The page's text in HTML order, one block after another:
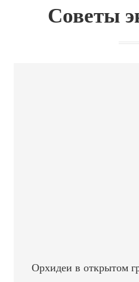
Советы
Орхидеи в открытом